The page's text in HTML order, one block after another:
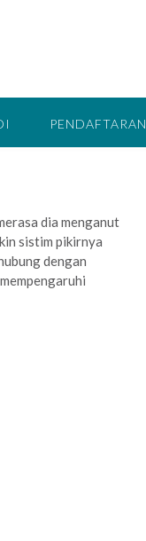
PENDAFTARAN
dia menganut
sistim pikirnya
dengan